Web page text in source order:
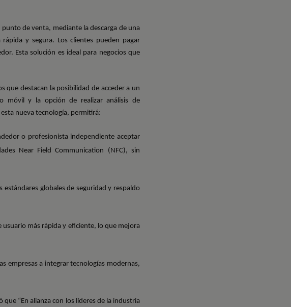
de venta, mediante la descarga de una
y segura. Los clientes pueden pagar
Esta solución es ideal para negocios que
que destacan la posibilidad de acceder a un
móvil y la opción de realizar análisis de
nueva tecnología, permitirá:
o profesionista independiente aceptar
Near Field Communication (NFC), sin
estándares globales de seguridad y respaldo
usuario más rápida y eficiente, lo que mejora
empresas a integrar tecnologías modernas,
“En alianza con los líderes de la industria